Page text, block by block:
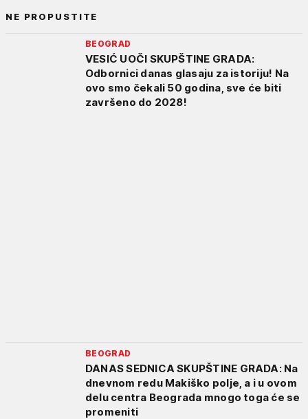
NE PROPUSTITE
BEOGRAD
VESIĆ UOČI SKUPŠTINE GRADA:
Odbornici danas glasaju za istoriju! Na
ovo smo čekali 50 godina, sve će biti
završeno do 2028!
BEOGRAD
DANAS SEDNICA SKUPŠTINE GRADA: Na
dnevnom redu Makiško polje, a i u ovom
delu centra Beograda mnogo toga će se
promeniti